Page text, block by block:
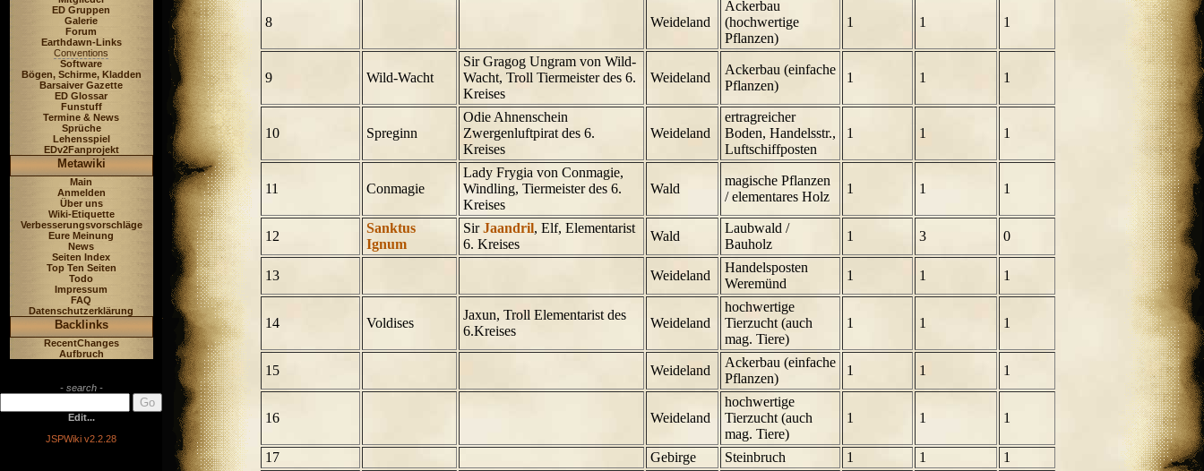
ED Gruppen
Galerie
Forum
Earthdawn-Links
Conventions
Software
Bögen, Schirme, Kladden
Barsaiver Gazette
ED Glossar
Funstuff
Termine & News
Sprüche
Lehensspiel
EDv2Fanprojekt
Metawiki
Main
Anmelden
Über uns
Wiki-Etiquette
Verbesserungsvorschläge
Eure Meinung
News
Seiten Index
Top Ten Seiten
Todo
Impressum
FAQ
Datenschutzerklärung
Backlinks
RecentChanges
Aufbruch
- search -
Edit...
JSPWiki v2.2.28
8 Weideland
Ackerbau
(hochwertige
Pflanzen)
1 1 1
9 Wild-Wacht
Sir Gragog Ungram von Wild-
Wacht, Troll Tiermeister des 6.
Kreises
Weideland
Ackerbau (einfache
Pflanzen)
1 1 1
10 Spreginn
Odie Ahnenschein
Zwergenluftpirat des 6.
Kreises
Weideland
ertragreicher
Boden, Handelsstr.,
Luftschiffposten
1 1 1
11 Conmagie
Lady Frygia von Conmagie,
Windling, Tiermeister des 6.
Kreises
Wald
magische Pflanzen
/ elementares Holz
1 1 1
12
Sanktus
Ignum
SirJaandril, Elf, Elementarist
6. Kreises
Wald
Laubwald /
Bauholz
1 3 0
13 Weideland
Handelsposten
Weremünd
1 1 1
14 Voldises
Jaxun, Troll Elementarist des
6.Kreises
Weideland
hochwertige
Tierzucht (auch
mag. Tiere)
1 1 1
15 Weideland
Ackerbau (einfache
Pflanzen)
1 1 1
16 Weideland
hochwertige
Tierzucht (auch
mag. Tiere)
1 1 1
17 Gebirge Steinbruch 1 1 1